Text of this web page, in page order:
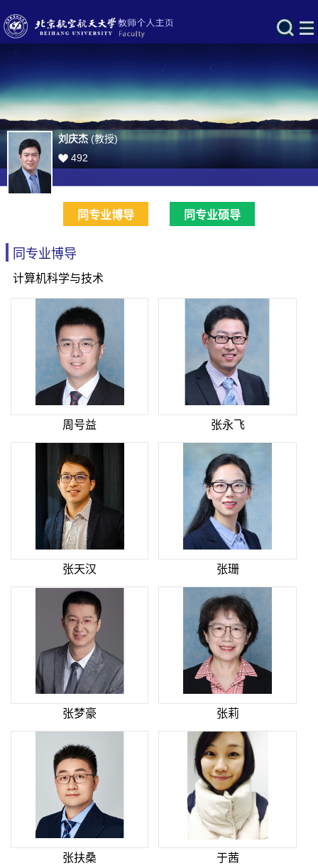
刘庆杰(教授)
492
同专业博导 同专业硕导
同专业博导
计算机科学与技术
周号益 张永飞
张天汉 张珊
张梦豪 张莉
张扶桑 于茜